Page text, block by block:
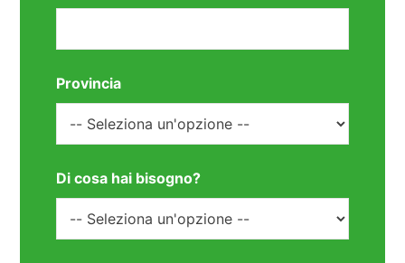
Provincia
Di cosa hai bisogno?